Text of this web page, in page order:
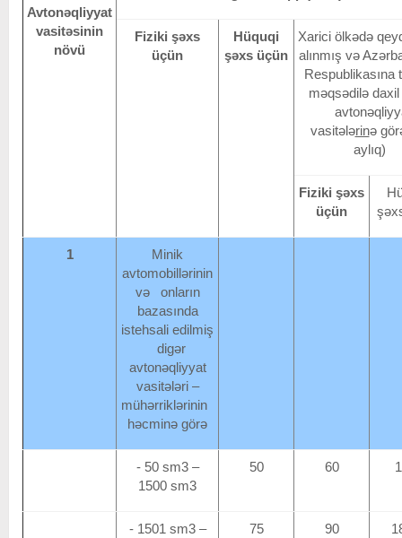
Avtonəqliyyat
vasitəsinin
növü
Fiziki şəxs
üçün
Hüquqi
şəxs üçün
Xarici ölkədə
alınmış və
Respublikasına
məqsədilə
vasitələrinə
aylıq)
Fiziki şəxs
üçün
1
Minik
avtomobillərinin
və onların
bazasında
istehsali edilmiş
digər
avtonəqliyyat
vasitələri –
mühərriklərinin
həcminə görə
- 50 sm3 –
1500 sm3
50 60
- 1501 sm3 –
75 90